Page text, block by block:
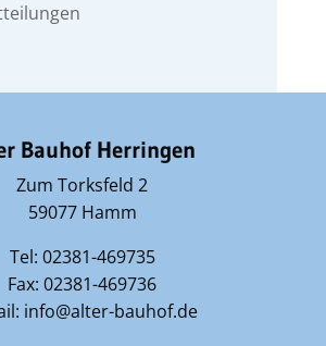
Bauhof Herringen
Zum Torksfeld 2
59077 Hamm
Tel: 02381-469735
Fax: 02381-469736
info@alter-bauhof.de